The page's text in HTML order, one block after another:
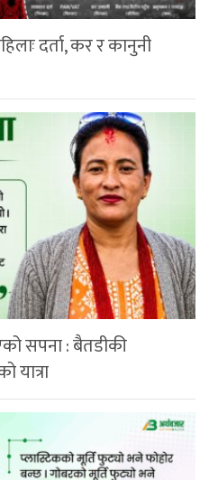
दर्ता, कर र कानुनी
सपना : बैतडीकी
यात्रा